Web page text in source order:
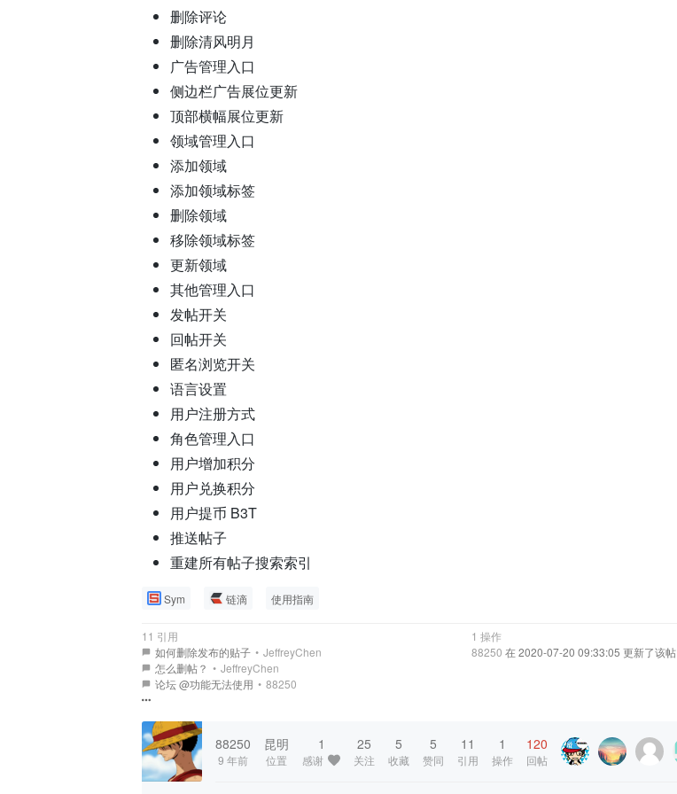
删除评论
删除清风明月
广告管理入口
侧边栏广告展位更新
顶部横幅展位更新
领域管理入口
添加领域
添加领域标签
删除领域
移除领域标签
更新领域
其他管理入口
发帖开关
回帖开关
匿名浏览开关
语言设置
用户注册方式
角色管理入口
用户增加积分
用户兑换积分
用户提币 B3T
推送帖子
重建所有帖子搜索索引
Sym 链滴 使用指南
11 引用
如何删除发布的贴子 • JeffreyChen
怎么删帖？ • JeffreyChen
论坛 @功能无法使用 • 88250
1 操作
88250 在 2020-07-20 09:33:05 更新了该帖
88250
9 年前
昆明
位置
1
感谢
25
关注
5
收藏
5
赞同
11
引用
1
操作
120
回帖